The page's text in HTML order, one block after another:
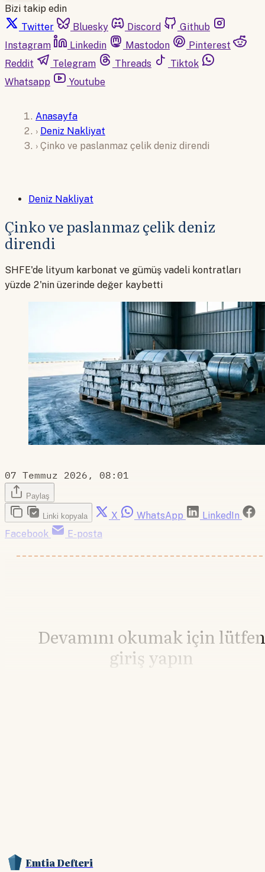
Bizi takip edin
Twitter
Bluesky Discord
Github
Instagram
Linkedin Mastodon
Pinterest
Reddit
Telegram Threads
Tiktok
Whatsapp
Youtube
Anasayfa
› Deniz Nakliyat
› Çinko ve paslanmaz çelik deniz direndi
Deniz Nakliyat
Çinko ve paslanmaz çelik deniz
direndi
SHFE'de lityum karbonat ve gümüş vadeli kontratları
yüzde 2'nin üzerinde değer kaybetti
07 Temmuz 2026, 08:01
Paylaş
Linki kopyala X WhatsApp
LinkedIn
Facebook
E-posta
Devamını okumak için lütfen
giriş yapın
Emtia Defteri